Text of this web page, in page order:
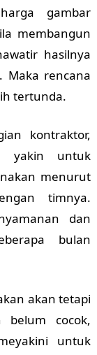
gambar
membangun
hasilnya
Maka rencana
tertunda.
kontraktor,
yakin untuk
menurut
timnya.
dan
bulan
akan tetapi
belum cocok,
untuk